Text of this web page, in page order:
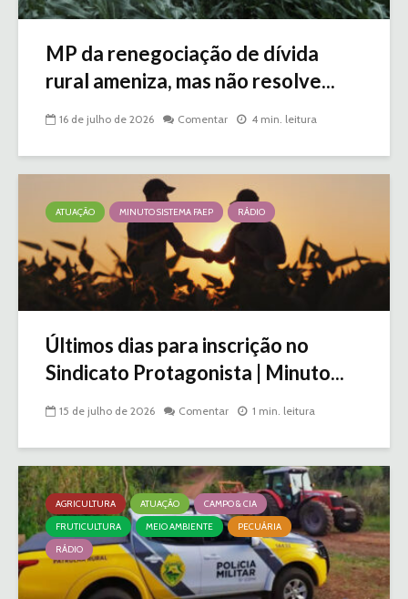
MP da renegociação de dívida
rural ameniza, mas não resolve...
16 de julho de 2026 Comentar 4 min. leitura
ATUAÇÃO MINUTO SISTEMA FAEP RÁDIO
Últimos dias para inscrição no
Sindicato Protagonista | Minuto...
15 de julho de 2026 Comentar 1 min. leitura
AGRICULTURA ATUAÇÃO
CAMPO & CIA
FRUTICULTURA
MEIO AMBIENTE
PECUÁRIA
RÁDIO